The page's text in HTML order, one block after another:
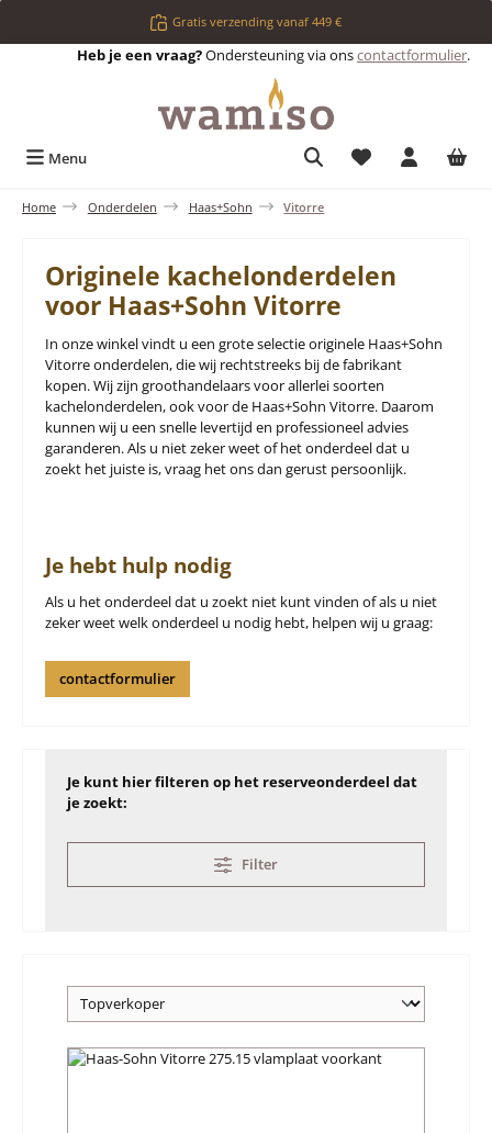
Ga naar de hoofdinhoudGratis verzending vanaf 449 €
Heb je een vraag?Ondersteuning via onscontactformulier.
Menu Je hebt 0 items
Home Onderdelen Haas+Sohn Vitorre
Originele kachelonderdelen
voor Haas+Sohn Vitorre
In onze winkel vindt u een grote selectie originele Haas+Sohn
Vitorre onderdelen, die wij rechtstreeks bij de fabrikant
kopen. Wij zijn groothandelaars voor allerlei soorten
kachelonderdelen, ook voor de Haas+Sohn Vitorre. Daarom
kunnen wij u een snelle levertijd en professioneel advies
garanderen. Als u niet zeker weet of het onderdeel dat u
zoekt het juiste is, vraag het ons dan gerust persoonlijk.
Je hebt hulp nodig
Als u het onderdeel dat u zoekt niet kunt vinden of als u niet
zeker weet welk onderdeel u nodig hebt, helpen wij u graag:
contactformulier
Je kunt hier filteren op het reserveonderdeel dat
je zoekt:
Filter